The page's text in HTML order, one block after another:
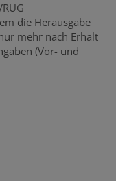
die Herausgabe
mehr nach Erhalt
(Vor- und